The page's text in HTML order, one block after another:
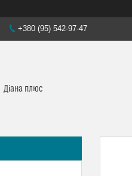
+380 (95) 542-97-47
Діана плюс